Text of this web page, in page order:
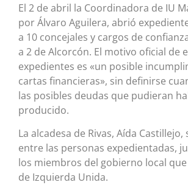
El 2 de abril la Coordinadora de IU
por Álvaro Aguilera, abrió
a 10 concejales y cargos de
a 2 de Alcorcón. El motivo oficial de
expedientes es «un posible
cartas financieras», sin definirse
las posibles deudas que pudieran
producido.
La alcadesa de Rivas, Aída
entre las personas expedientadas,
los miembros del gobierno local
de Izquierda Unida.